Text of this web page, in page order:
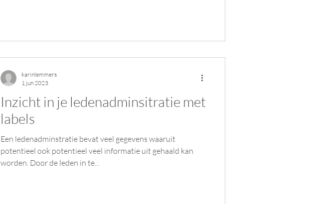
Inzicht in je ledenadminsitratie met
labels
Een ledenadminstratie bevat veel gegevens waaruit
potentieel ook potentieel veel informatie uit gehaald kan
worden. Door de leden in te...
karinlemmers
1 jun 2023